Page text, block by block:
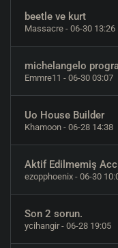
beetle ve kurt
Massacre - 06-30 13:26
michelangelo
Emmre11 - 06-30 03:07
Uo House Builder
Khamoon - 06-28 14:38
Aktif Edilmemiş
ezopphoenix - 06-30
Son 2 sorun.
ycihangir- 06-28 19:05